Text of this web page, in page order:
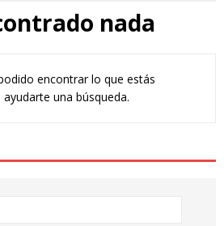
nada
encontrar lo que estás
una búsqueda.